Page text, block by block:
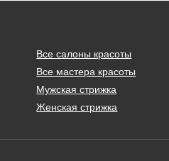
Все салоны красоты
Все мастера красоты
Мужская стрижка
Женская стрижка